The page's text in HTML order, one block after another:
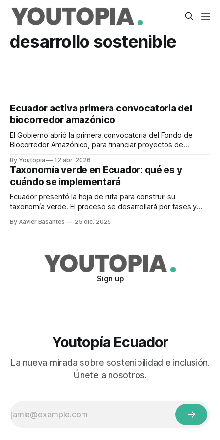
desarrollo sostenible
Ecuador activa primera convocatoria del
biocorredor amazónico
El Gobierno abrió la primera convocatoria del Fondo del
Biocorredor Amazónico, para financiar proyectos de
By Youtopia 12 abr. 2026
Taxonomía verde en Ecuador: qué es y
cuándo se implementará
Ecuador presentó la hoja de ruta para construir su
taxonomía verde. El proceso se desarrollará por fases y
By Xavier Basantes 25 dic. 2025
Sign up
Youtopía Ecuador
La nueva mirada sobre sostenibilidad e inclusión.
Únete a nosotros.